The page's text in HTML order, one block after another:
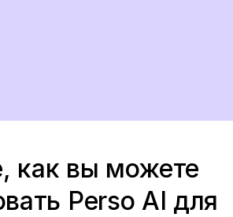
как вы можете
Perso AI для